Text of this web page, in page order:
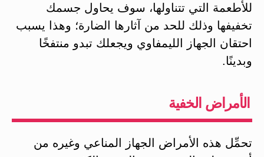
للأطعمة التي تتناولها، سوف يحاول جسمك
تخفيفها وذلك للحد من آثارها الضارة؛ وهذا يسبب
احتقان الجهاز الليمفاوي ويجعلك تبدو منتفخًا
وبدينًا.
الأمراض الخفية
تحمِّل هذه الأمراض الجهاز المناعي وغيره من